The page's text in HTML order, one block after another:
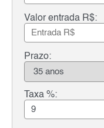
Valor entrada R$:
Prazo:
Taxa %: